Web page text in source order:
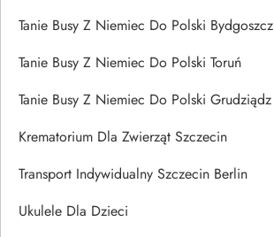
Tanie Busy Z Niemiec Do Polski Bydgoszcz
Tanie Busy Z Niemiec Do Polski Toruń
Tanie Busy Z Niemiec Do Polski Grudziądz
Krematorium Dla Zwierząt Szczecin
Transport Indywidualny Szczecin Berlin
Ukulele Dla Dzieci